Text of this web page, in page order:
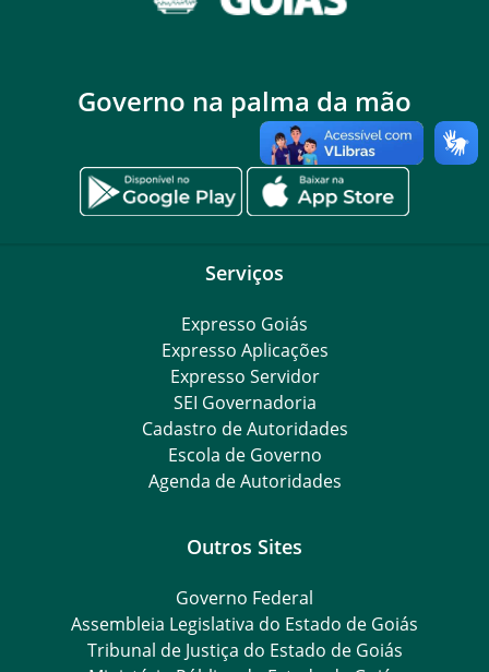
Governo na palma da mão
Serviços
Expresso Goiás
Expresso Aplicações
Expresso Servidor
SEI Governadoria
Cadastro de Autoridades
Escola de Governo
Agenda de Autoridades
Outros Sites
Governo Federal
Assembleia Legislativa do Estado de Goiás
Tribunal de Justiça do Estado de Goiás